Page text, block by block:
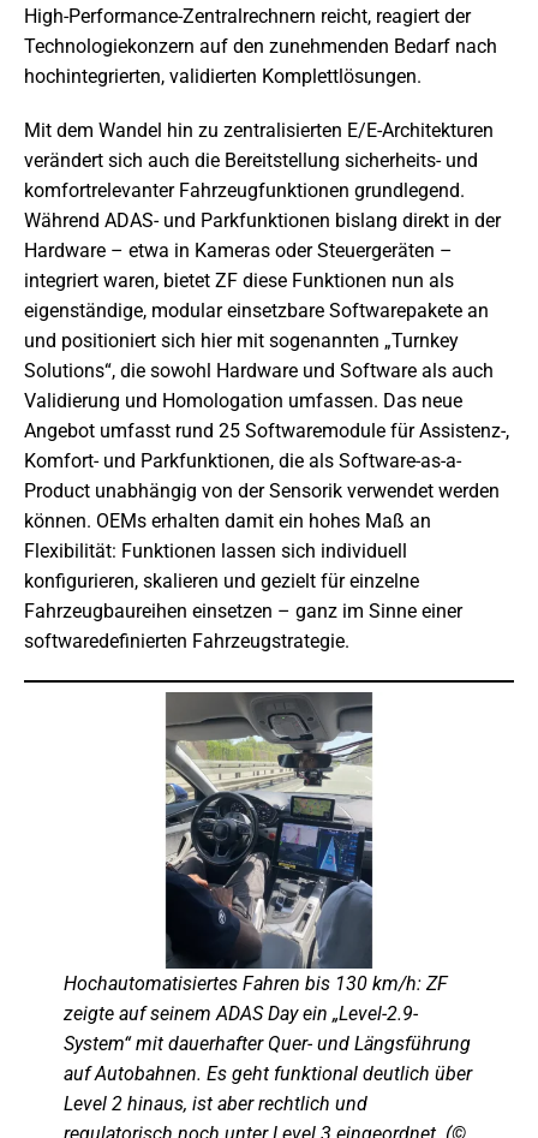
High-Performance-Zentralrechnern reicht, reagiert der
Technologiekonzern auf den zunehmenden Bedarf nach
hochintegrierten, validierten Komplettlösungen.
Mit dem Wandel hin zu zentralisierten E/E-Architekturen
verändert sich auch die Bereitstellung sicherheits- und
komfortrelevanter Fahrzeugfunktionen grundlegend.
Während ADAS- und Parkfunktionen bislang direkt in der
Hardware – etwa in Kameras oder Steuergeräten –
integriert waren, bietet ZF diese Funktionen nun als
eigenständige, modular einsetzbare Softwarepakete an
und positioniert sich hier mit sogenannten „Turnkey
Solutions“, die sowohl Hardware und Software als auch
Validierung und Homologation umfassen. Das neue
Angebot umfasst rund 25 Softwaremodule für Assistenz-,
Komfort- und Parkfunktionen, die als Software-as-a-
Product unabhängig von der Sensorik verwendet werden
können. OEMs erhalten damit ein hohes Maß an
Flexibilität: Funktionen lassen sich individuell
konfigurieren, skalieren und gezielt für einzelne
Fahrzeugbaureihen einsetzen – ganz im Sinne einer
softwaredefinierten Fahrzeugstrategie.
Hochautomatisiertes Fahren bis 130 km/h: ZF
zeigte auf seinem ADAS Day ein „Level-2.9-
System“ mit dauerhafter Quer- und Längsführung
auf Autobahnen. Es geht funktional deutlich über
Level 2 hinaus, ist aber rechtlich und